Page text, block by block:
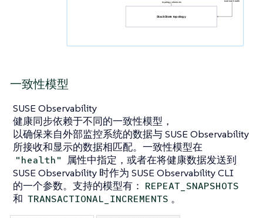
一致性模型
SUSE Observability
健康同步依赖于不同的一致性模型，
以确保来自外部监控系统的数据与 SUSE Observability
所接收和显示的数据相匹配。一致性模型在
"health" 属性中指定，或者在将健康数据发送到
SUSE Observability 时作为 SUSE Observability CLI
的一个参数。支持的模型有： REPEAT_SNAPSHOTS
和 TRANSACTIONAL_INCREMENTS 。